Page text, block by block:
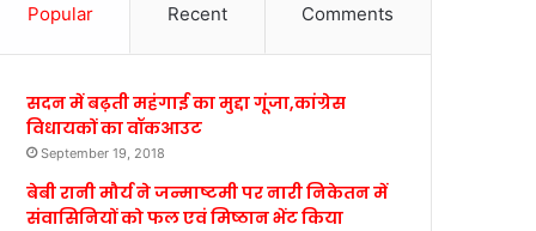
Popular Recent Comments
सदन में बढ़ती महंगाई का मुद्दा गूंजा,कांग्रेस
विधायकों का वॉकआउट
September 19, 2018
बेबी रानी मौर्य ने जन्माष्टमी पर नारी निकेतन में
संवासिनियों को फल एवं मिष्ठान भेंट किया